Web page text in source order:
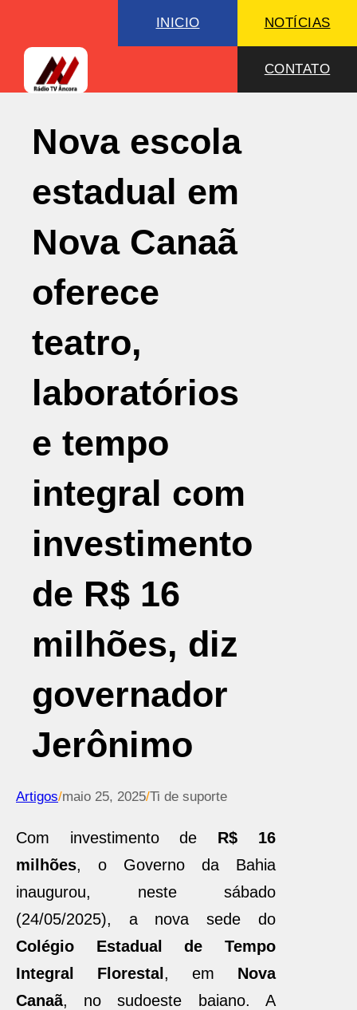
INICIO NOTÍCIAS
CONTATO
Nova escola
estadual em
Nova Canaã
oferece
teatro,
laboratórios
e tempo
integral com
investimento
de R$ 16
milhões, diz
governador
Jerônimo
Artigos/maio 25, 2025/Ti de suporte
Com investimento de R$ 16
milhões, o Governo da Bahia
inaugurou, neste sábado
(24/05/2025), a nova sede do
Colégio Estadual de Tempo
Integral Florestal , em Nova
Canaã, no sudoeste baiano. A